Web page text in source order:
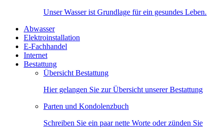
Unser Wasser ist Grundlage für ein gesundes Leben.
Abwasser
Elektroinstallation
E-Fachhandel
Internet
Bestattung
Übersicht Bestattung
Hier gelangen Sie zur Übersicht unserer Bestattung
Parten und Kondolenzbuch
Schreiben Sie ein paar nette Worte oder zünden Sie